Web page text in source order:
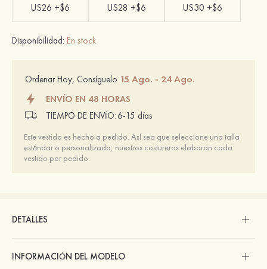
US26 +$6 US28 +$6 US30 +$6
Disponibilidad: En stock
Ordenar Hoy, Consíguelo 15 Ago. - 24 Ago.
ENVÍO EN 48 HORAS
TIEMPO DE ENVÍO: 6-15 días
Este vestido es hecho a pedido. Así sea que seleccione una talla
estándar o personalizada, nuestros costureros elaboran cada
vestido por pedido.
DETALLES
INFORMACIÓN DEL MODELO